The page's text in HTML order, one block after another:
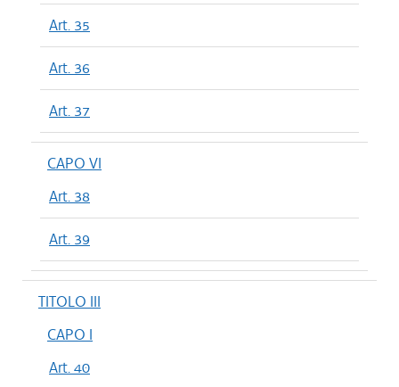
Art. 35
Art. 36
Art. 37
CAPO VI
Art. 38
Art. 39
TITOLO III
CAPO I
Art. 40